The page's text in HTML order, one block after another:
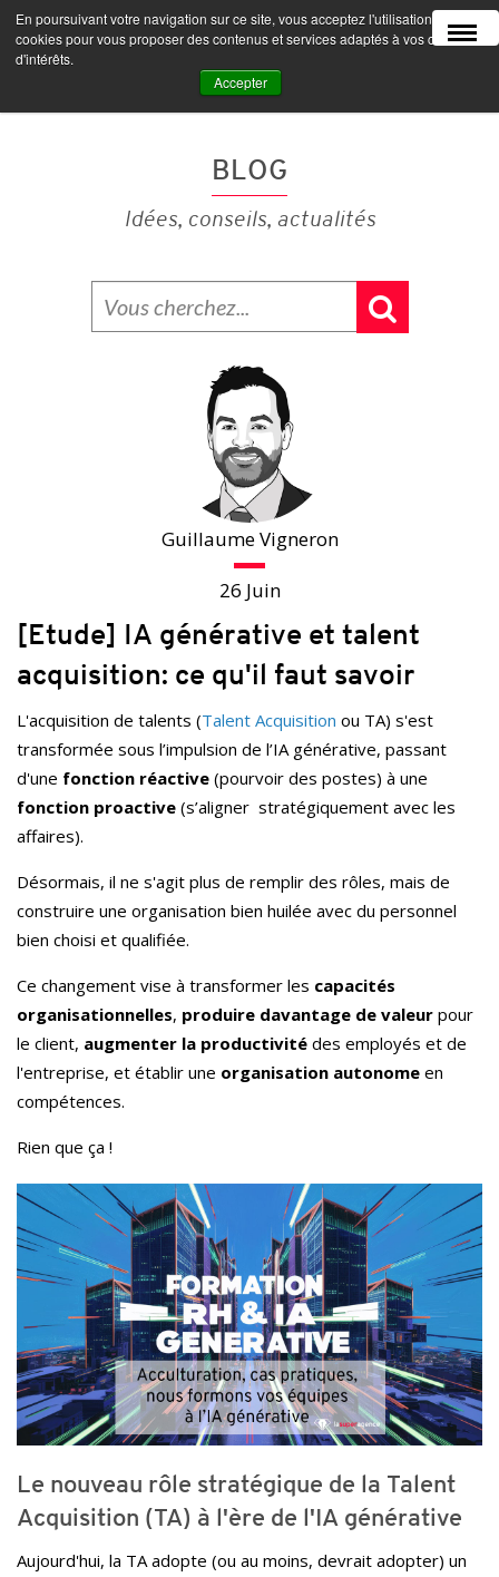
En poursuivant votre navigation sur ce site, vous acceptez l'utilisation de
cookies pour vous proposer des contenus et services adaptés à vos centres
d'intérêts.
Accepter
MENU
BLOG
Idées, conseils, actualités
Guillaume Vigneron
26 Juin
[Etude] IA générative et talent
acquisition: ce qu'il faut savoir
L'acquisition de talents (Talent Acquisition ou TA) s'est
transformée sous l’impulsion de l’IA générative, passant
d'une fonction réactive (pourvoir des postes) à une
fonction proactive (s’aligner stratégiquement avec les
affaires).
Désormais, il ne s'agit plus de remplir des rôles, mais de
construire une organisation bien huilée avec du personnel
bien choisi et qualifiée.
Ce changement vise à transformer les capacités
organisationnelles, produire davantage de valeur pour
le client, augmenter la productivité des employés et de
l'entreprise, et établir une organisation autonome en
compétences.
Rien que ça !
Le nouveau rôle stratégique de la Talent
Acquisition (TA) à l'ère de l'IA générative
Aujourd'hui, la TA adopte (ou au moins, devrait adopter) un